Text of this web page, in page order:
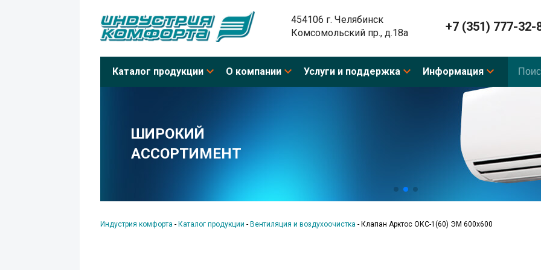
454106 г. Челябинск
Комсомольский пр., д.18а
+7 (351) 777-32-
Каталог продукции О компании Услуги и поддержка Информация
ШИРОКИЙ
АССОРТИМЕНТ
Индустрия комфорта - Каталог продукции - Вентиляция и воздухоочистка - Клапан Арктос ОКС-1(60) ЭМ 600х600